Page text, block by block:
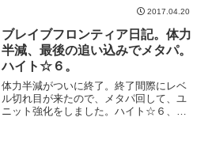
2017.04.20
ブレイブフロンティア日記。体力
半減、最後の追い込みでメタパ。
ハイト☆６。
体力半減がついに終了。終了間際にレベ
ル切れ目が来たので、メタパ回して、ユ
ニット強化をしました。ハイト☆６、ボ